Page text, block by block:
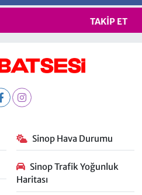
TAKIP ET
Sinop Hava Durumu
Sinop Trafik Yoğunluk
Haritası